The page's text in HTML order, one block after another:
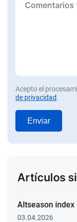
Acepto el
de privacidad.
Enviar
Artículos
Altseason index
03.04.2026